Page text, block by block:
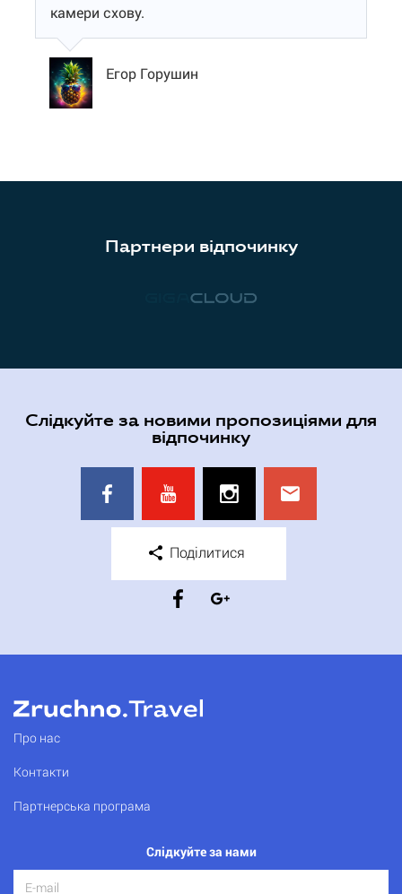
камери схову.
Егор Горушин
Партнери відпочинку
Слідкуйте за новими пропозиціями для
відпочинку
Поділитися
Про нас
Контакти
Партнерська програма
Слідкуйте за нами